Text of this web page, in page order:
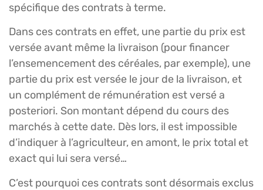
spécifique des contrats à terme.
Dans ces contrats en effet, une partie du prix est
versée avant même la livraison (pour financer
l’ensemencement des céréales, par exemple), une
partie du prix est versée le jour de la livraison, et
un complément de rémunération est versé a
posteriori. Son montant dépend du cours des
marchés à cette date. Dès lors, il est impossible
d’indiquer à l’agriculteur, en amont, le prix total et
exact qui lui sera versé…
C’est pourquoi ces contrats sont désormais exclus